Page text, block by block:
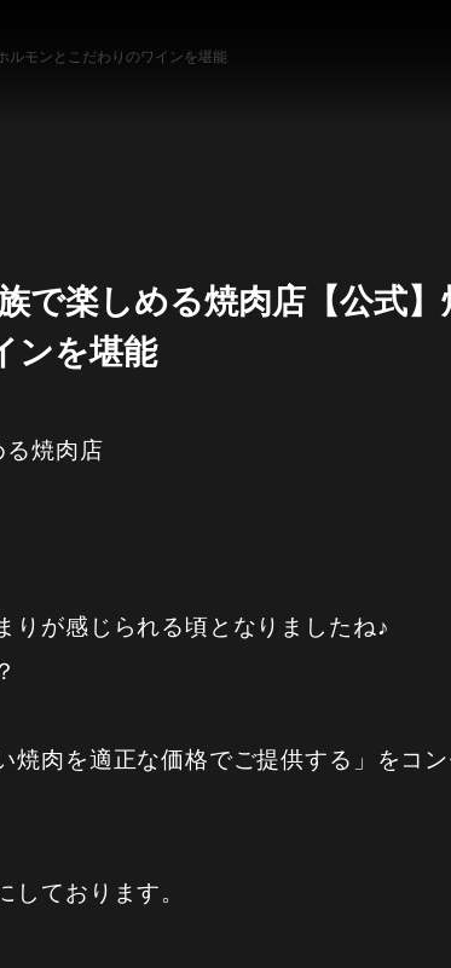
ルモンとこだわりのワインを堪能
で楽しめる焼肉店【公式
ンを堪能
る焼肉店
りが感じられる頃となりましたね♪
焼肉を適正な価格でご提供する」をコ
しております。